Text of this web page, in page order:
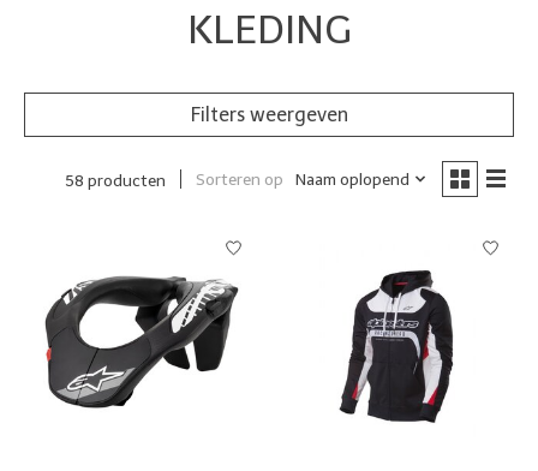
KLEDING
Filters weergeven
58 producten Sorteren op Naam oplopend